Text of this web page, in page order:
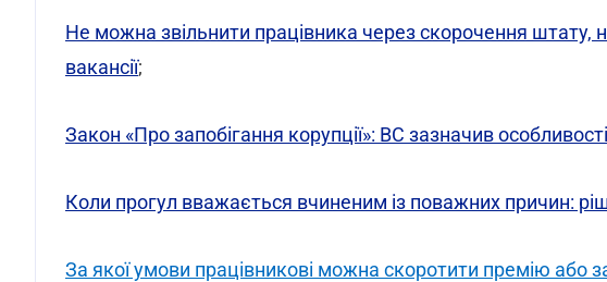
Не можна звільнити працівника через скорочення штату,
вакансії;
Закон «Про запобігання корупції»: ВС зазначив
Коли прогул вважається вчиненим із поважних причин:
За якої умови працівникові можна скоротити премію або